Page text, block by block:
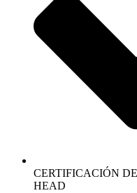
CERTIFICACIÓN
HEAD